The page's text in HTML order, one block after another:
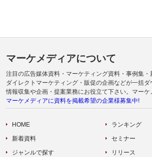
マーケメディアについて
注目の広告媒体資料・マーケティング資料・事例集
ダイレクトマーケティング・販促の企画などが一括
情報収集や企画・提案業務にお役立て下さい。マーケ
マーケメディアに資料を掲載希望の企業様募集中!
HOME
新着資料
ジャンルで探す
ランキング
セミナー
リリース